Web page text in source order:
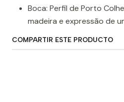
Boca: Perfil de Porto
madeira e expressão de
COMPARTIR ESTE PRODUCTO